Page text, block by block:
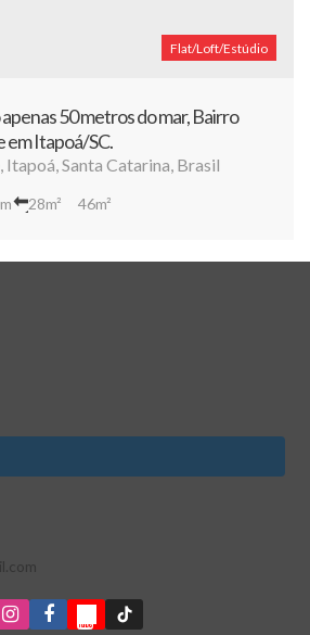
Flat/Loft/Estúdio
50 metros do mar, Bairro
em Itapoá/SC.
, Itapoá,Santa Catarina, Brasil
28m² 46m²